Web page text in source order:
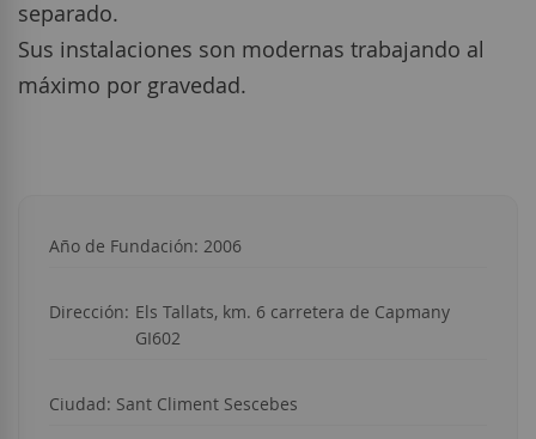
separado.
Sus instalaciones son modernas trabajando al
máximo por gravedad.
Año de Fundación: 2006
Dirección: Els Tallats, km. 6 carretera de Capmany
GI602
Ciudad: Sant Climent Sescebes